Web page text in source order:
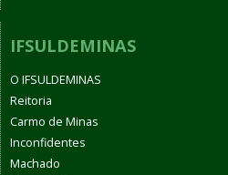
IFSULDEMINAS
O IFSULDEMINAS
Reitoria
Carmo de Minas
Inconfidentes
Machado